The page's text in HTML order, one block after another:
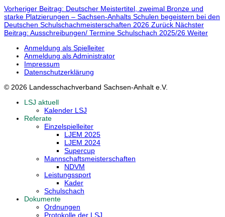
Vorheriger Beitrag: Deutscher Meistertitel, zweimal Bronze und
starke Platzierungen – Sachsen-Anhalts Schulen begeistern bei den
Deutschen Schulschachmeisterschaften 2026 Zurück Nächster
Beitrag: Ausschreibungen/ Termine Schulschach 2025/26 Weiter
Anmeldung als Spielleiter
Anmeldung als Administrator
Impressum
Datenschutzerklärung
© 2026 Landesschachverband Sachsen-Anhalt e.V.
LSJ aktuell
Kalender LSJ
Referate
Einzelspielleiter
LJEM 2025
LJEM 2024
Supercup
Mannschaftsmeisterschaften
NDVM
Leistungssport
Kader
Schulschach
Dokumente
Ordnungen
Protokolle der LSJ